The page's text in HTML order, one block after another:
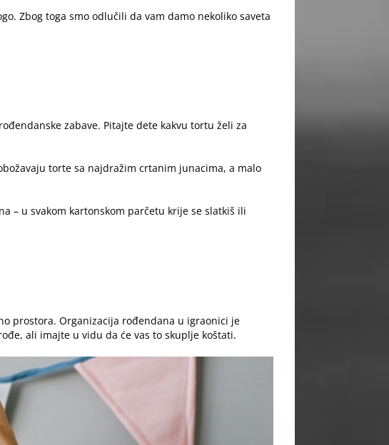
Zbog toga smo odlučili da vam damo nekoliko saveta
zabave. Pitajte dete kakvu tortu želi za
torte sa najdražim crtanim junacima, a malo
– u svakom kartonskom parčetu krije se slatkiš ili
prostora. Organizacija rođendana u igraonici je
ali imajte u vidu da će vas to skuplje koštati.